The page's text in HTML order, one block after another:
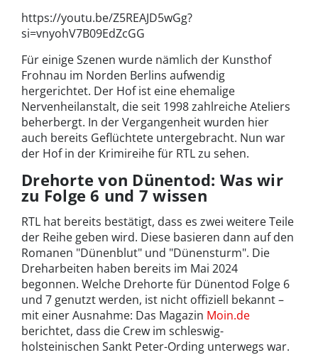
https://youtu.be/Z5REAJD5wGg?
si=vnyohV7B09EdZcGG
Für einige Szenen wurde nämlich der Kunsthof
Frohnau im Norden Berlins aufwendig
hergerichtet. Der Hof ist eine ehemalige
Nervenheilanstalt, die seit 1998 zahlreiche Ateliers
beherbergt. In der Vergangenheit wurden hier
auch bereits Geflüchtete untergebracht. Nun war
der Hof in der Krimireihe für RTL zu sehen.
Drehorte von Dünentod: Was wir
zu Folge 6 und 7 wissen
RTL hat bereits bestätigt, dass es zwei weitere Teile
der Reihe geben wird. Diese basieren dann auf den
Romanen "Dünenblut" und "Dünensturm". Die
Dreharbeiten haben bereits im Mai 2024
begonnen. Welche Drehorte für Dünentod Folge 6
und 7 genutzt werden, ist nicht offiziell bekannt –
mit einer Ausnahme: Das Magazin Moin.de
berichtet, dass die Crew im schleswig-
holsteinischen Sankt Peter-Ording unterwegs war.